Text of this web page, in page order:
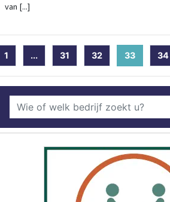
van [...]
1 ... 31 32 33 (current)
34